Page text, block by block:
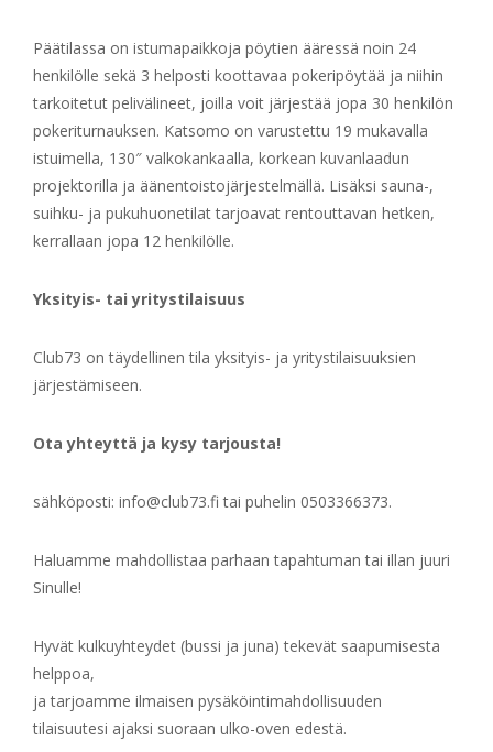
Päätilassa on istumapaikkoja pöytien ääressä noin 24
henkilölle sekä 3 helposti koottavaa pokeripöytää ja niihin
tarkoitetut pelivälineet, joilla voit järjestää jopa 30 henkilön
pokeriturnauksen. Katsomo on varustettu 19 mukavalla
istuimella, 130″ valkokankaalla, korkean kuvanlaadun
projektorilla ja äänentoistojärjestelmällä. Lisäksi sauna-,
suihku- ja pukuhuonetilat tarjoavat rentouttavan hetken,
kerrallaan jopa 12 henkilölle.
Yksityis- tai yritystilaisuus
Club73 on täydellinen tila yksityis- ja yritystilaisuuksien
järjestämiseen.
Ota yhteyttä ja kysy tarjousta!
sähköposti: info@club73.fi tai puhelin 0503366373.
Haluamme mahdollistaa parhaan tapahtuman tai illan juuri
Sinulle!
Hyvät kulkuyhteydet (bussi ja juna) tekevät saapumisesta
helppoa,
ja tarjoamme ilmaisen pysäköintimahdollisuuden
tilaisuutesi ajaksi suoraan ulko-oven edestä.